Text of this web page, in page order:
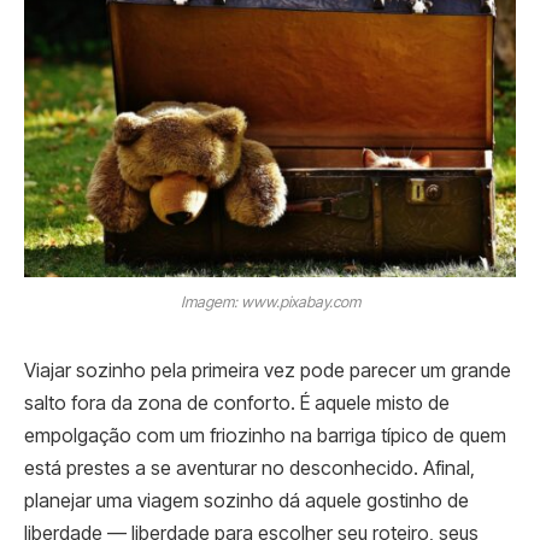
Imagem: www.pixabay.com
Viajar sozinho pela primeira vez pode parecer um grande
salto fora da zona de conforto. É aquele misto de
empolgação com um friozinho na barriga típico de quem
está prestes a se aventurar no desconhecido. Afinal,
planejar uma viagem sozinho dá aquele gostinho de
liberdade — liberdade para escolher seu roteiro, seus